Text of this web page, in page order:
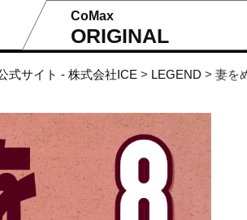
CoMax
ORIGINAL
式サイト - 株式会社ICE > LEGEND > 妻を